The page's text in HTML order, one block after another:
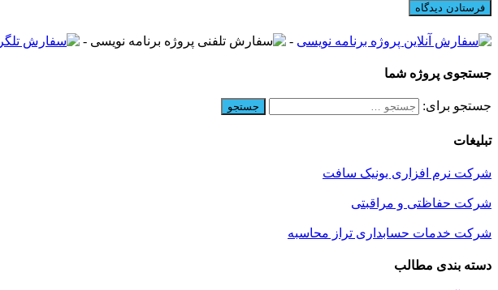
-
-
جستجوی پروژه شما
جستجو برای:
تبلیغات
شرکت نرم افزاری یونیک سافت
شرکت حفاظتی و مراقبتی
شرکت خدمات حسابداری تراز محاسبه
دسته بندی مطالب